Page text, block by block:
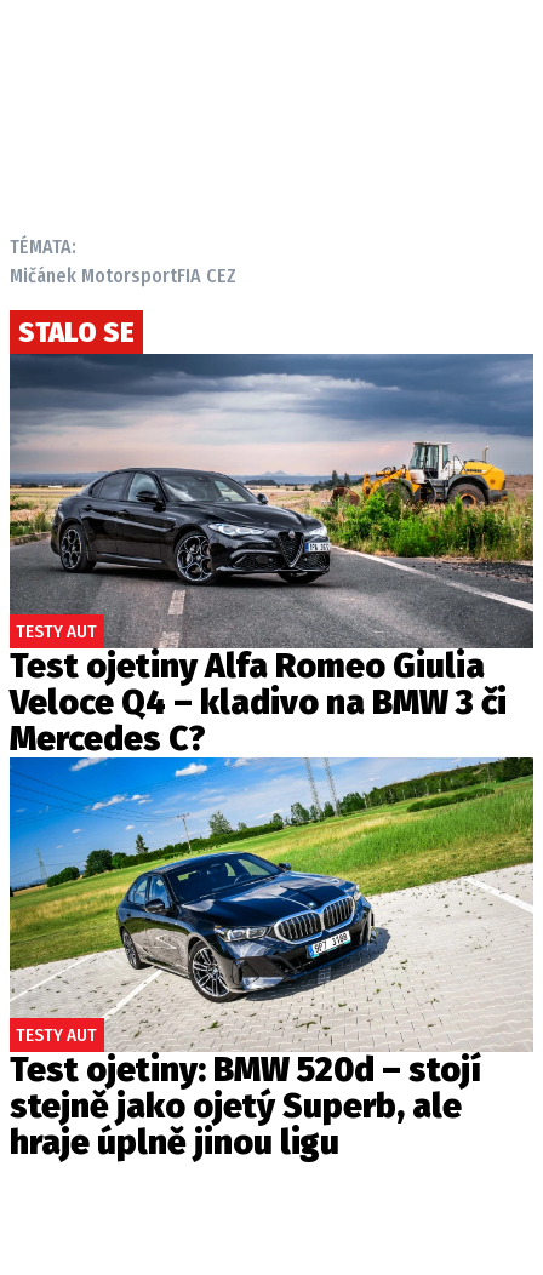
TÉMATA:
Mičánek MotorsportFIA CEZ
STALO SE
TESTY AUT
Test ojetiny Alfa Romeo Giulia
Veloce Q4 – kladivo na BMW 3 či
Mercedes C?
TESTY AUT
Test ojetiny: BMW 520d – stojí
stejně jako ojetý Superb, ale
hraje úplně jinou ligu